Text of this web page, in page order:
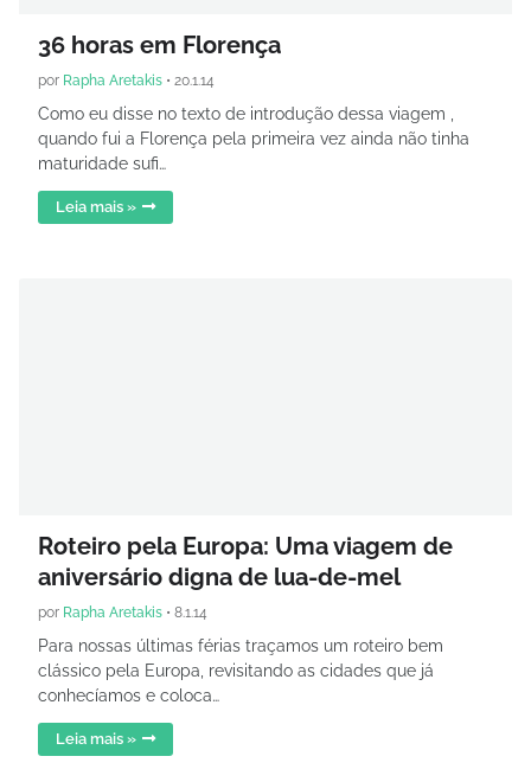
36 horas em Florença
por Rapha Aretakis • 20.1.14
Como eu disse no texto de introdução dessa viagem ,
quando fui a Florença pela primeira vez ainda não tinha
maturidade sufi…
Leia mais »
Roteiro pela Europa: Uma viagem de
aniversário digna de lua-de-mel
por Rapha Aretakis • 8.1.14
Para nossas últimas férias traçamos um roteiro bem
clássico pela Europa, revisitando as cidades que já
conhecíamos e coloca…
Leia mais »